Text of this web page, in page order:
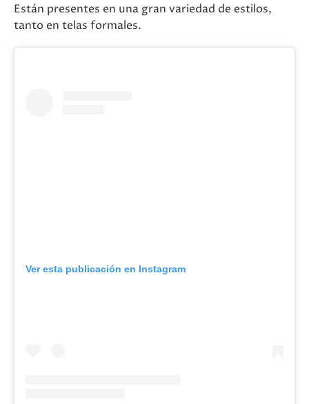
Están presentes en una gran variedad de estilos,
tanto en telas formales.
Ver esta publicación en Instagram